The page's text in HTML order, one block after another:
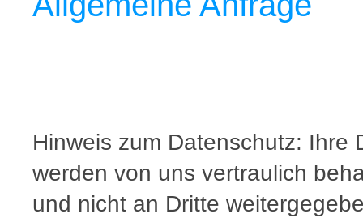
Hinweis zum Datenschutz: Ihre
werden von uns vertraulich
und nicht an Dritte